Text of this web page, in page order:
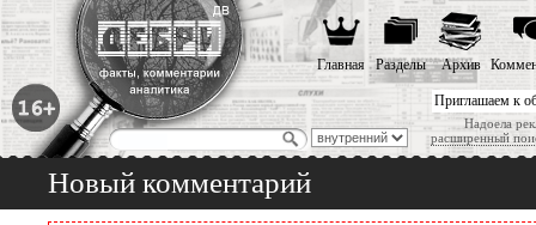
Приглашаем к
Надоела
расширенный
Главная Разделы Архив
Новый комментарий